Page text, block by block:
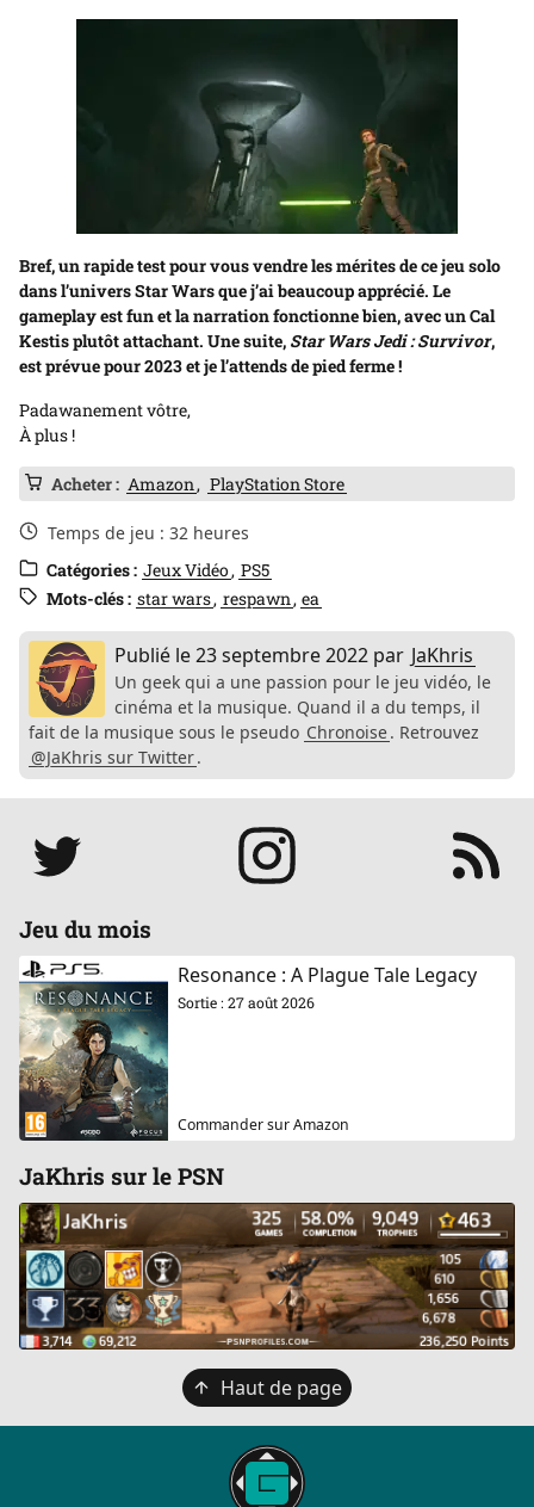
Bref, un rapide test pour vous vendre les mérites de ce jeu solo
dans l’univers Star Wars que j’ai beaucoup apprécié. Le
gameplay est fun et la narration fonctionne bien, avec un Cal
Kestis plutôt attachant. Une suite, Star Wars Jedi : Survivor,
est prévue pour 2023 et je l’attends de pied ferme !
Padawanement vôtre,
À plus !
Acheter : Amazon PlayStation Store
Temps de jeu : 32 heures
Catégories : Jeux Vidéo PS5
Mots-clés : star wars respawn ea
Publié le23 septembre 2022 par JaKhris
Un geek qui a une passion pour le jeu vidéo, le
cinéma et la musique. Quand il a du temps, il
fait de la musique sous le pseudo Chronoise. Retrouvez
@JaKhris sur Twitter.
Réseaux
Jeu du mois
Resonance : A Plague Tale Legacy
Sortie : 27 août 2026
Commander sur Amazon
JaKhris sur le PSN
Haut de page